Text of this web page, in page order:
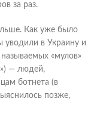
за раз.
Как уже было
уводили в Украину и
«мулов»
— людей,
ботнета (в
позже,